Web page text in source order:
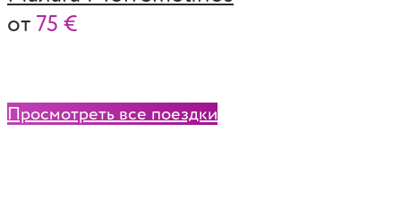
от 75 €
Просмотреть все поездки